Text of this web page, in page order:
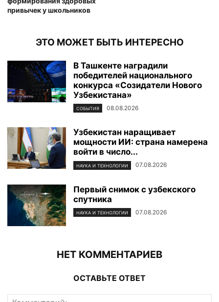
привычек у школьников
ЭТО МОЖЕТ БЫТЬ ИНТЕРЕСНО
В Ташкенте наградили
победителей национального
конкурса «Созидатели Нового
Узбекистана»
СОБЫТИЯ 08.08.2026
Узбекистан наращивает
мощности ИИ: страна намерена
войти в число...
НАУКА И ТЕХНОЛОГИИ 07.08.2026
Первый снимок с узбекского
спутника
НАУКА И ТЕХНОЛОГИИ 07.08.2026
НЕТ КОММЕНТАРИЕВ
ОСТАВЬТЕ ОТВЕТ